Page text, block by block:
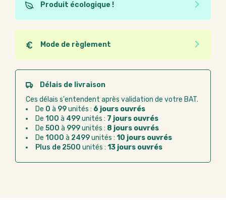
Produit écologique !
Ce produit est éco-conçu, il a été fabriqué à partir de
matériaux recyclés ou recyclables. Ces produits
peuvent plus facilement obtenir une seconde vie
après utilisation. L'origine de fabrication du produit
n'entre pas dans les critères d'éco-conception.
Mode de règlement
Quel que soit le mode de règlement, vous pouvez
passer commande en ligne sur Good Act.
Paiement CB :paiement sécurisé par carte
Virement bancaire :règlement sur facture
après la commande
Chorus Pro :règlement par mandat
administratif après la commande
Délais de livraison
Ces délais s'entendent après validation de votre BAT.
De 0 à 99unités : 6 jours ouvrés
De 100 à 499unités : 7 jours ouvrés
De 500 à 999unités : 8 jours ouvrés
De 1000 à 2499unités : 10 jours ouvrés
Plus de 2500 unités : 13 jours ouvrés